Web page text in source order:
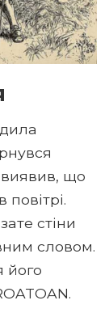
виявив, що
стіни
словом.
його